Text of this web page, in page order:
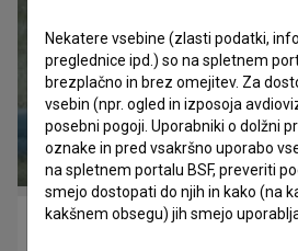
Mama (2016)
Nekatere vsebine (zlasti podatki,
preglednice ipd.) so na spletnem
brezplačno in brez omejitev. Za
vsebin (npr. ogled in izposoja
posebni pogoji. Uporabniki o dolžni
oznake in pred vsakršno uporabo
na spletnem portalu BSF, preveriti
smejo dostopati do njih in kako (na
kakšnem obsegu) jih smejo